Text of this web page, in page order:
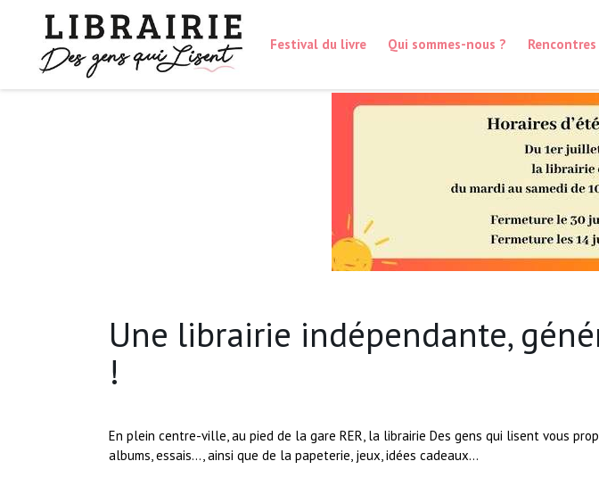
Festival du livre Qui sommes-nous ?
Une librairie indépendante,
!
En plein centre-ville, au pied de la gare RER, la librairie Des gens qui lisent vous
albums, essais..., ainsi que de la papeterie, jeux, idées cadeaux...